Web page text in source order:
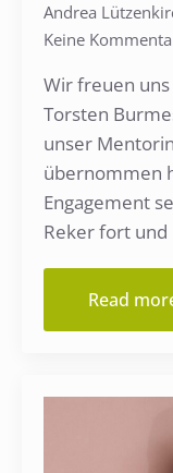
Andrea
Keine
Wir freuen
Torsten
unser
übernommen
Engagement
Reker fort
Read